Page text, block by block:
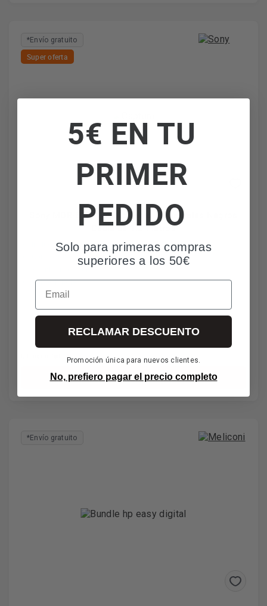
*Envío gratuito
Super oferta
Sony MDR-E9LP - Auriculares intraaurales Negros
Cable de 1.2 metros
Incluye tapones
Compatible con todo tipo de dispositivos
Sonido rico en graves
Cable duradero
11€IVA incl. envío incl.
Añadir al carrito
*Envío gratuito
5€ EN TU
PRIMER
PEDIDO
Solo para primeras compras
superiores a los 50€
Email
RECLAMAR DESCUENTO
Promoción única para nuevos clientes.
No, prefiero pagar el precio completo